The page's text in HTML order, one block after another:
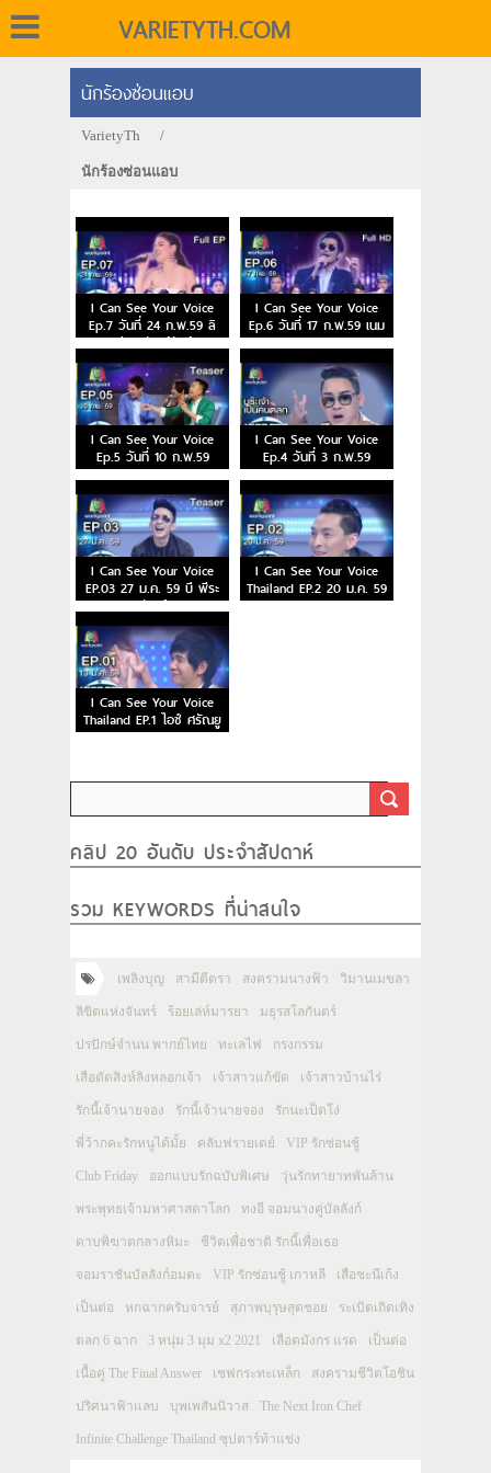
VARIETYTH.COM
นักร้องซ่อนแอบ
VarietyTh /
นักร้องซ่อนแอบ
I Can See Your Voice
Ep.7 วันที่ 24 ก.พ.59 ลิ
เดีย ศรัณย์รัชต์
I Can See Your Voice
Ep.6 วันที่ 17 ก.พ.59 เนม
getsunova
I Can See Your Voice
Ep.5 วันที่ 10 ก.พ.59
กวาง ABnormal
I Can See Your Voice
Ep.4 วันที่ 3 ก.พ.59
I Can See Your Voice
EP.03 27 ม.ค. 59 บี พีระ
พัฒน์
I Can See Your Voice
Thailand EP.2 20 ม.ค. 59
I Can See Your Voice
Thailand EP.1 ไอซ์ ศรัณยู
13 ม.ค. 59
คลิป 20 อันดับ ประจำสัปดาห์
รวม KEYWORDS ที่น่าสนใจ
เพลิงบุญ สามีตีตรา สงครามนางฟ้า วิมานเมขลา
ลิขิตแห่งจันทร์ ร้อยเล่ห์มารยา มธุรสโลกันตร์
ปรปักษ์จำนน พากย์ไทย ทะเลไฟ กรงกรรม
เสือตัดสิงห์ลิงหลอกเจ้า เจ้าสาวแก้ขัด เจ้าสาวบ้านไร่
รักนี้เจ้านายจอง รักนี้เจ้านายจอง รักนะเป็ดโง่
พี่ว้ากคะรักหนูได้มั้ย คลับฟรายเดย์ VIP รักซ่อนชู้
Club Friday ออกแบบรักฉบับพิเศษ วุ่นรักทายาทพันล้าน
พระพุทธเจ้ามหาศาสดาโลก ทงอี จอมนางคู่บัลลังก์
ดาบพิฆาตกลางหิมะ ชีวิตเพื่อชาติ รักนี้เพื่อเธอ
จอมราชันบัลลังก์อมตะ VIP รักซ่อนชู้ เกาหลี เสือชะนีเก้ง
เป็นต่อ หกฉากครับจารย์ สุภาพบุรุษสุดซอย ระเบิดเถิดเทิง
ตลก 6 ฉาก 3 หนุ่ม 3 มุม x2 2021 เลือดมังกร แรด เป็นต่อ
เนื้อคู่ The Final Answer เชฟกระทะเหล็ก สงครามชีวิตโอชิน
ปริศนาฟ้าแลบ บุพเพสันนิวาส The Next Iron Chef
Infinite Challenge Thailand ซุปตาร์ท้าแข่ง